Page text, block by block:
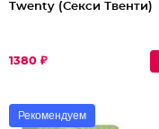
Twenty (Секси Твенти)
1380 ₽
Рекомендуем